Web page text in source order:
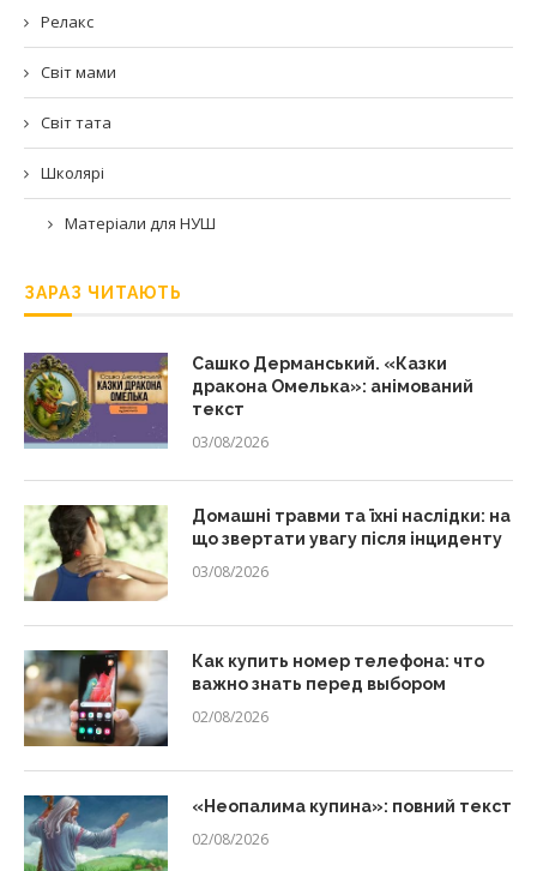
Релакс
Світ мами
Світ тата
Школярі
Матеріали для НУШ
ЗАРАЗ ЧИТАЮТЬ
Сашко Дерманський. «Казки
дракона Омелька»: анімований
текст
03/08/2026
Домашні травми та їхні наслідки: на
що звертати увагу після інциденту
03/08/2026
Как купить номер телефона: что
важно знать перед выбором
02/08/2026
«Неопалима купина»: повний текст
02/08/2026